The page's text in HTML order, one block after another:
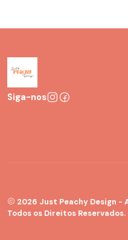
Siga-nos
2026 Just Peachy Design -
Todos os Direitos Reservados.